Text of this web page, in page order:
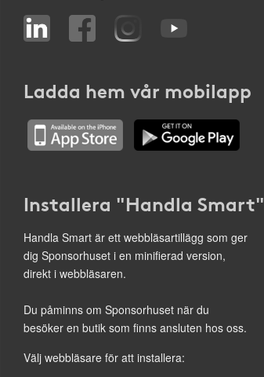
Ladda hem vår mobilapp
Installera "Handla Smart"
Handla Smart är ett webbläsartillägg som ger
dig Sponsorhuset i en minifierad version,
direkt i webbläsaren.
Du påminns om Sponsorhuset när du
besöker en butik som finns ansluten hos oss.
Välj webbläsare för att installera: